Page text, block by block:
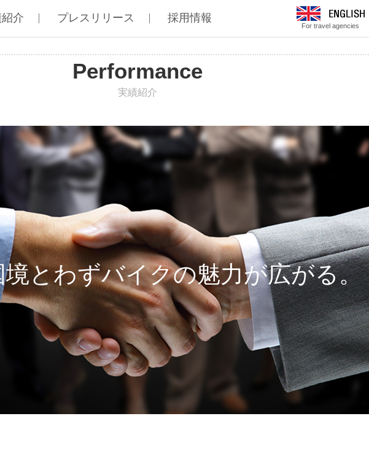
介 プレスリリース 採用情報
For travel agencies
Performance
実績紹介
境とわずバイクの魅力が広がる。